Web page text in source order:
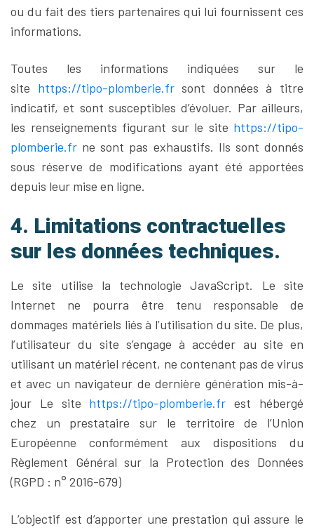
ou du fait des tiers partenaires qui lui fournissent ces
informations.
Toutes les informations indiquées sur le
site https://tipo-plomberie.fr sont données à titre
indicatif, et sont susceptibles d’évoluer. Par ailleurs,
les renseignements figurant sur le site https://tipo-
plomberie.fr ne sont pas exhaustifs. Ils sont donnés
sous réserve de modifications ayant été apportées
depuis leur mise en ligne.
4. Limitations contractuelles
sur les données techniques.
Le site utilise la technologie JavaScript. Le site
Internet ne pourra être tenu responsable de
dommages matériels liés à l’utilisation du site. De plus,
l’utilisateur du site s’engage à accéder au site en
utilisant un matériel récent, ne contenant pas de virus
et avec un navigateur de dernière génération mis-à-
jour Le site https://tipo-plomberie.fr est hébergé
chez un prestataire sur le territoire de l’Union
Européenne conformément aux dispositions du
Règlement Général sur la Protection des Données
(RGPD : n° 2016-679)
L’objectif est d’apporter une prestation qui assure le